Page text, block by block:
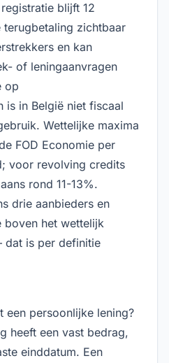
blijft 12
terugbetaling zichtbaar
en kan
of leningaanvragen
op
is in België niet fiscaal
Wettelijke maxima
FOD Economie per
voor revolving credits
rond 11-13%.
drie aanbieders en
boven het wettelijk
dat is per definitie
een persoonlijke lening?
heeft een vast bedrag,
einddatum. Een